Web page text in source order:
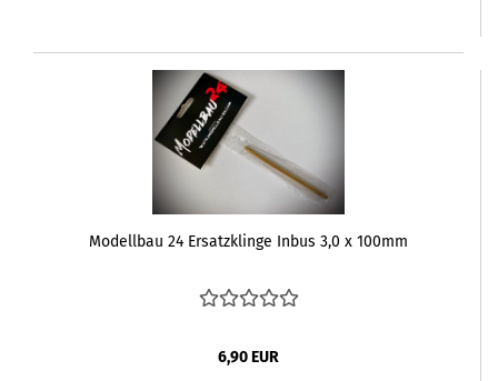
Modellbau 24 Ersatzklinge Inbus 3,0 x 100mm
6,90 EUR